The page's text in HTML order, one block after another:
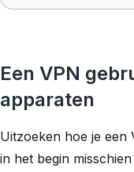
Een VPN
apparaten
Uitzoeken hoe je een
in het begin